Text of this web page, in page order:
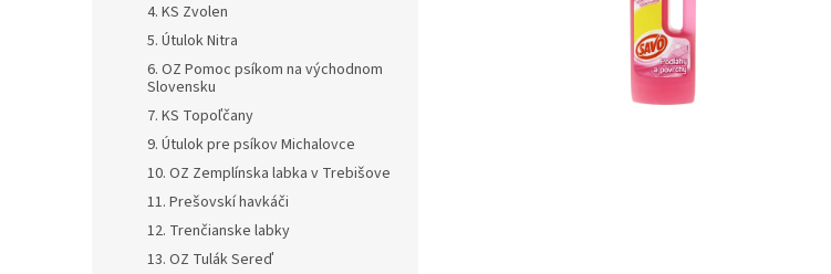
4. KS Zvolen
5. Útulok Nitra
6. OZ Pomoc psíkom na východnom
Slovensku
7. KS Topoľčany
9. Útulok pre psíkov Michalovce
10. OZ Zemplínska labka v Trebišove
11. Prešovskí havkáči
12. Trenčianske labky
13. OZ Tulák Sereď